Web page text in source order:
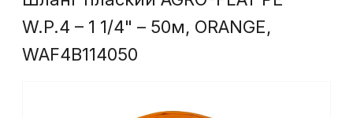
W.P.4 – 1 1/4" – 50м, ORANGE,
WAF4B114050